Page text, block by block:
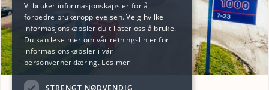
Vi bruker informasjonskapsler for å
forbedre brukeropplevelsen. Velg hvilke
informasjonskapsler du tillater oss å bruke.
Du kan lese mer om vår retningslinjer for
informasjonskapsler i vår
personvernerklæring. Les mer
STRENGT NØDVENDIG